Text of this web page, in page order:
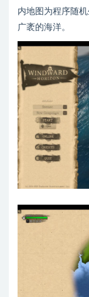
内地图为程序随
广袤的海洋。